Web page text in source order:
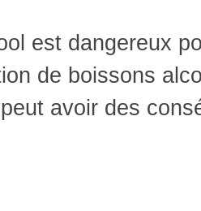
est dangereux
de boissons
avoir des